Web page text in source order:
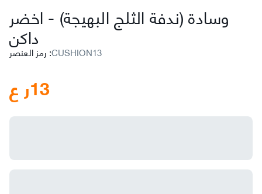
وسادة (ندفة الثلج البهيجة) -اخضر
داكن
:CUSHION13
ر ع13